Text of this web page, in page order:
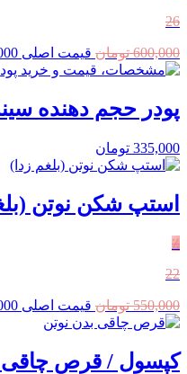
26
600,000 تومان قیمت اصلی 600,000 تومان بود.
پودر حجم دهنده سینه
335,000 تومان
استپ شکن نوتن
٪
22
550,000 تومان قیمت اصلی 550,000 تومان بود.
کپسول / قرص چاقی